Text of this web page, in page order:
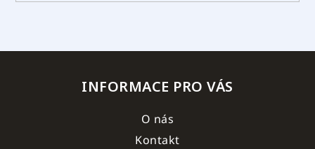
INFORMACE PRO VÁS
O nás
Kontakt